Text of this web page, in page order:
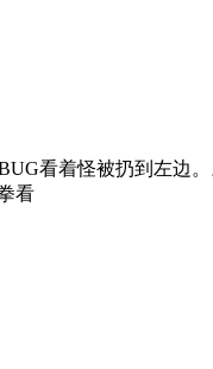
看着怪被扔到左边
看